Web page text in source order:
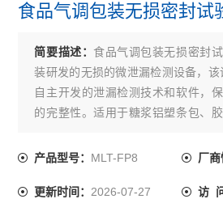
无损密封测试仪
查看全部 >>
食品气调包装无损密封试
简要描述： 食品气调包装无损密封
装研发的无损的微泄漏检测设备，该
自主开发的泄漏检测技术和软件，
的完整性。适用于糖浆铝塑条包、
疗器械外包装、电子原件外包装的
产品型号： MLT-FP8 厂商
更新时间：2026-07-27 访